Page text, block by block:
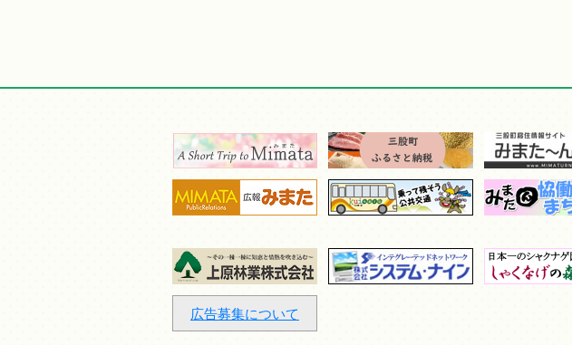
広告募集について